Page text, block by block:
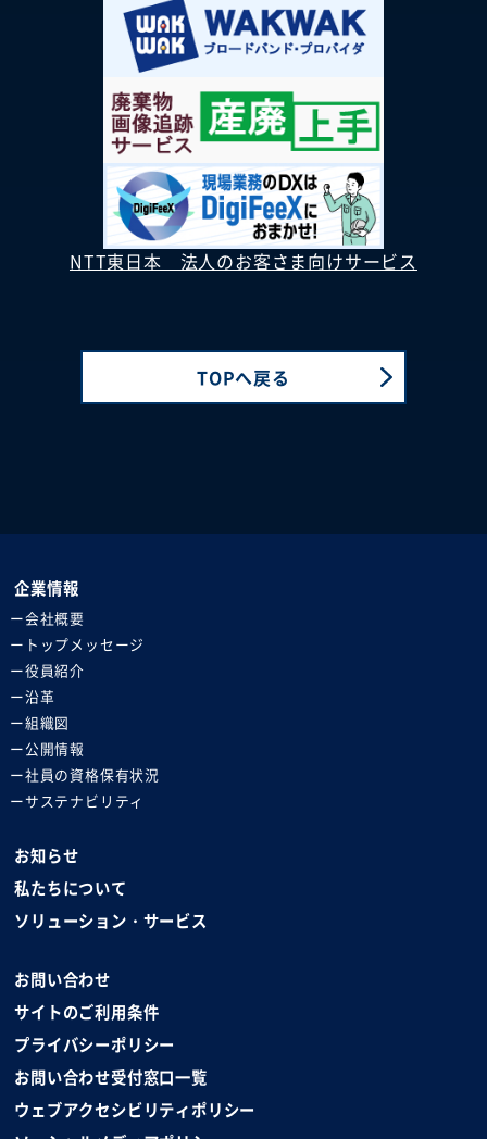
NTT東日本 法人のお客さま向けサービス
TOPへ戻る
企業情報
会社概要
トップメッセージ
役員紹介
沿革
組織図
公開情報
社員の資格保有状況
サステナビリティ
お知らせ
私たちについて
ソリューション・サービス
お問い合わせ
サイトのご利用条件
プライバシーポリシー
お問い合わせ受付窓口一覧
ウェブアクセシビリティポリシー